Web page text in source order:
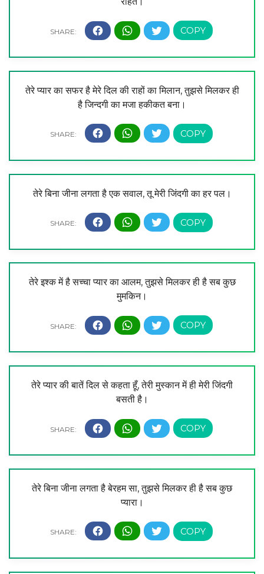
तेरे प्यार का सफर है मेरे दिल की राहों का मिलान, तुझसे मिलकर ही
है जिन्दगी का मजा हकीकत बना।
तेरे बिना जीना लगता है एक सवाल, तू मेरी जिंदगी का हर पल।
तेरे इश्क में है सच्चा प्यार का आलम, तुझसे मिलकर ही है सब कुछ
मुमकिन।
तेरे प्यार की बातें दिल से कहता हूँ, तेरी मुस्कान में ही मेरी जिंदगी
बसती है।
तेरे बिना जीना लगता है बेरहम सा, तुझसे मिलकर ही है सब कुछ
प्यारा।